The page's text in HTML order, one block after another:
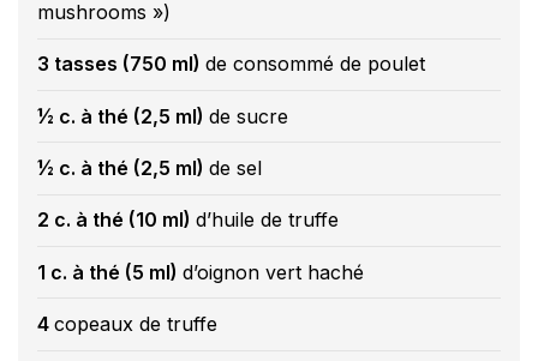
mushrooms »)
3 tasses (750 ml) de consommé de poulet
½ c. à thé (2,5 ml) de sucre
½ c. à thé (2,5 ml) de sel
2 c. à thé (10 ml) d’huile de truffe
1 c. à thé (5 ml) d’oignon vert haché
4 copeaux de truffe